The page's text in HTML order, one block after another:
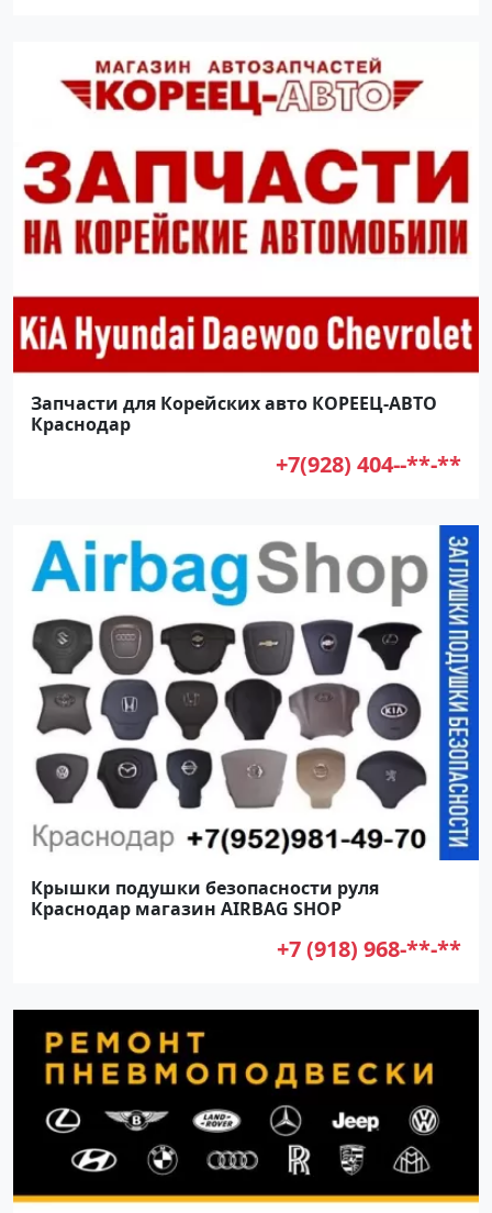
Запчасти для Корейских авто КОРЕЕЦ-АВТО
Краснодар
+7(928) 404--**-**
Крышки подушки безопасности руля
Краснодар магазин AIRBAG SHOP
+7 (918) 968-**-**